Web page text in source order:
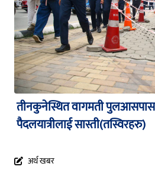
तीनकुनेस्थित वागमती पुलआसपास
पैदलयात्रीलाई सास्ती(तस्विरहरु)
अर्थ खबर